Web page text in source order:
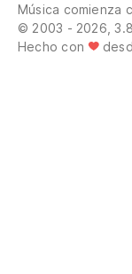
Música comienza
© 2003 - 2026,
Hecho con